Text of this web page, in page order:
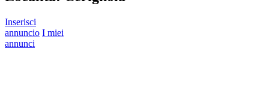
Inserisci
annuncio I miei
annunci